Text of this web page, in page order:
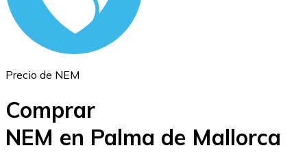
Precio de NEM
Comprar
NEM en Palma de Mallorca